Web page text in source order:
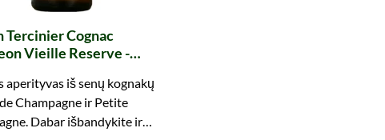
Tercinier Cognac
Vieille Reserve -
aperityvas iš senų kognakų
Champagne ir Petite
Dabar išbandykite ir